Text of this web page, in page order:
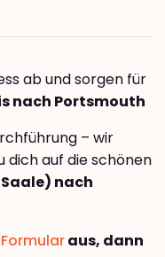
ab und sorgen für
nach Portsmouth
– wir
dich auf die schönen
nach
aus, dann